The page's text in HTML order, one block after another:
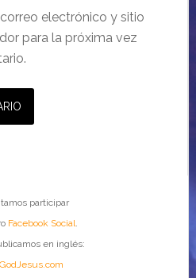
electrónico y sitio
para la próxima vez
participar
Facebook Social.
en inglés: